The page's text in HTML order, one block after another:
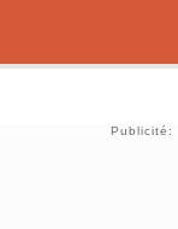
Publicité: